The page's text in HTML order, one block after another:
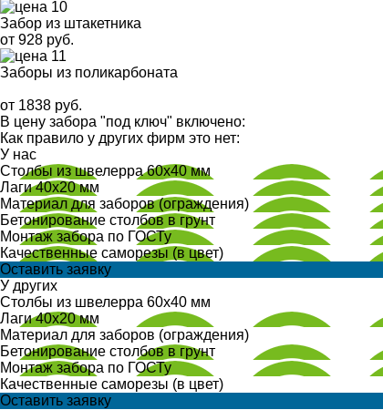
Забор из штакетника
от 928 руб.
Заборы из поликарбоната
от 1838 руб.
В цену забора "под ключ" включено:
Как правило у других фирм это нет:
У нас
Столбы из швелерра 60х40 мм
Лаги 40х20 мм
Материал для заборов (ограждения)
Бетонирование столбов в грунт
Монтаж забора по ГОСТу
Качественные саморезы (в цвет)
Оставить заявку
У других
Столбы из швелерра 60х40 мм
Лаги 40х20 мм
Материал для заборов (ограждения)
Бетонирование столбов в грунт
Монтаж забора по ГОСТу
Качественные саморезы (в цвет)
Оставить заявку